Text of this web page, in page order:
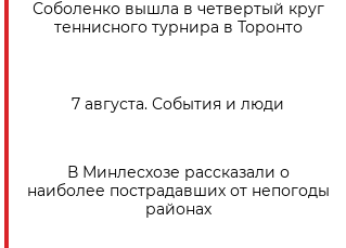
Соболенко вышла в четвертый круг
теннисного турнира в Торонто
7 августа. События и люди
В Минлесхозе рассказали о
наиболее пострадавших от непогоды
районах